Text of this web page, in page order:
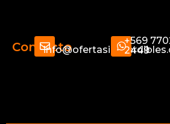
Contacto
+569
2449